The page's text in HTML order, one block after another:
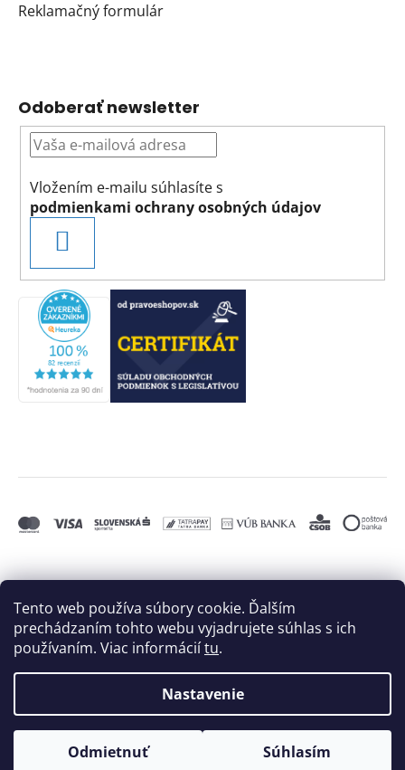
Tento web používa súbory cookie. Ďalším
prechádzaním tohto webu vyjadrujete súhlas s ich
používaním. Viac informáciítu.
Nastavenie
Odmietnuť Súhlasím
Reklamačný formulár
Odoberať newsletter
Vložením e-mailu súhlasíte s
podmienkami ochrany osobných údajov
SA
Vytvoril Shoptet a
Adatelier
Copyright 2026BIELE MORE, s.r.o.. Všetky práva